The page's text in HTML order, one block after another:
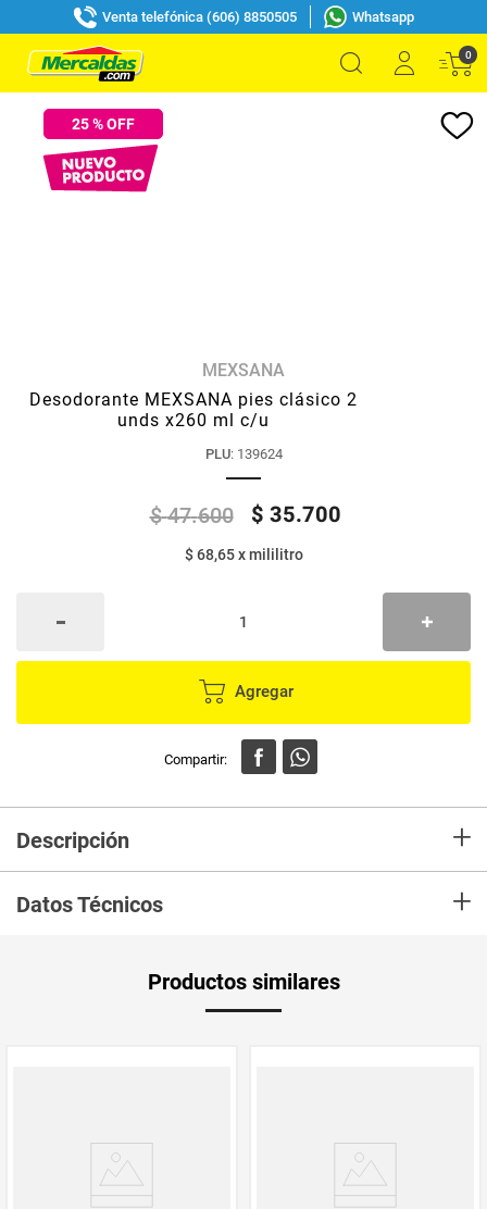
Venta telefónica (606) 8850505 Whatsapp
0
25% OFF
MEXSANA
Desodorante MEXSANA pies clásico 2
unds x260 ml c/u
PLU: 139624
$ 47.600 $ 35.700
$ 68,65xmililitro
Agregar
Descripción +
Datos Técnicos +
PUM - Unidad
de Medida
Productos similares